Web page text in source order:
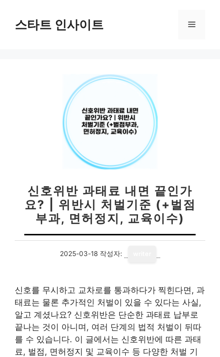
스타트 인사이트 메
신호위반 과태료 내면 끝인가
요? | 위반시 처벌기준 (+벌점
부과, 면허정지, 교육이수)
2025-03-18 작성자:
신호를 무시하고 교차로를 통과하다가 찍힌다면, 과
태료는 물론 추가적인 처벌이 있을 수 있다는 사실,
알고 계셨나요? 신호위반은 단순한 과태료 납부로
끝나는 것이 아니며, 여러 단계의 법적 처벌이 뒤따
를 수 있습니다. 이 글에서는 신호위반에 따른 과태
료, 벌점, 면허정지 및 교육이수 등 다양한 처벌 기